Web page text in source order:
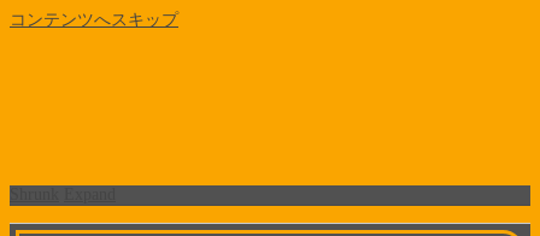
コンテンツへスキップ